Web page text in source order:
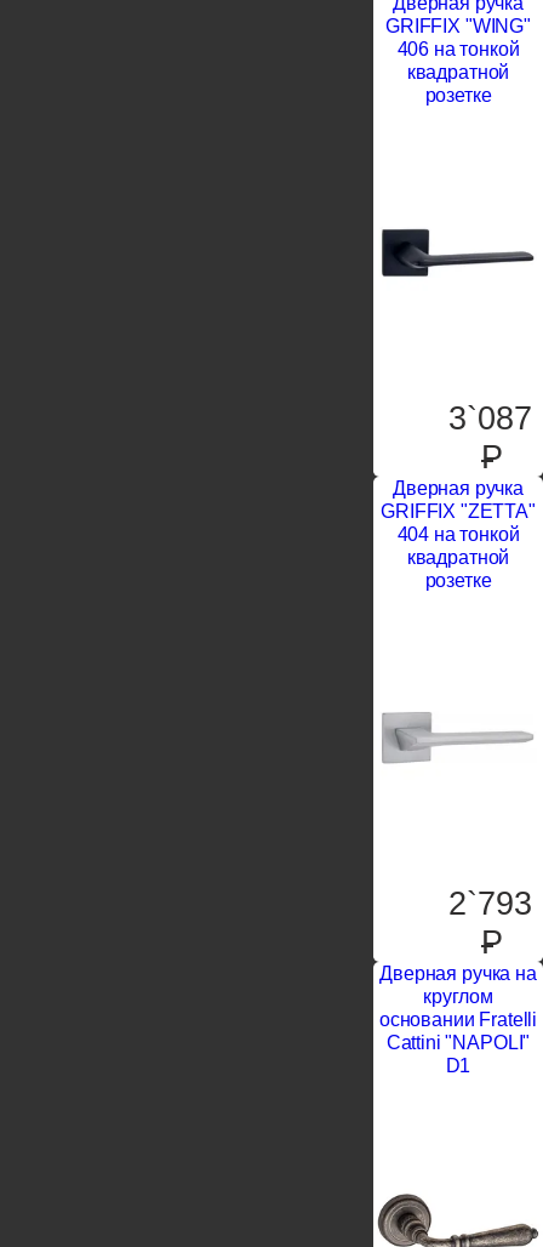
GRIFFIX "WING"
406 на тонкой
квадратной
розетке
3`087
P
Дверная ручка
GRIFFIX "ZETTA"
404 на тонкой
квадратной
розетке
2`793
P
Дверная ручка на
круглом
основании Fratelli
Cattini "NAPOLI"
D1